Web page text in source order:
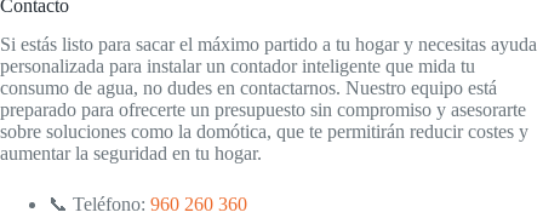
Contacto
Si estás listo para sacar el máximo partido a tu hogar y necesitas ayuda
personalizada para instalar un contador inteligente que mida tu
consumo de agua, no dudes en contactarnos. Nuestro equipo está
preparado para ofrecerte un presupuesto sin compromiso y asesorarte
sobre soluciones como la domótica, que te permitirán reducir costes y
aumentar la seguridad en tu hogar.
📞 Teléfono: 960 260 360